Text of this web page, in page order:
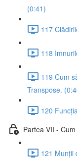
(0:41)
117
118
119 Cum
Transpose.
120
Partea VII -
121 Munții